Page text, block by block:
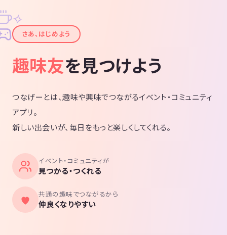
✦
✧
さあ、はじめよう
趣味友を見つけよう
つなげーとは、趣味や興味でつながるイベント・コミュニティ
アプリ。
新しい出会いが、毎日をもっと楽しくしてくれる。
イベント・コミュニティが
見つかる・つくれる
共通の趣味でつながるから
仲良くなりやすい